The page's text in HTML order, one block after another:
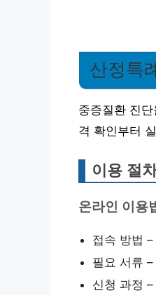
산정특
중증질환 진
격 확인부터
이용 절
온라인 이용
접속 방법
필요 서류
신청 과정